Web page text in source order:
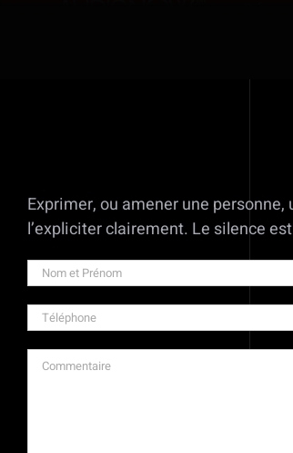
Exprimer, ou amener une
l’expliciter clairement. Le silence